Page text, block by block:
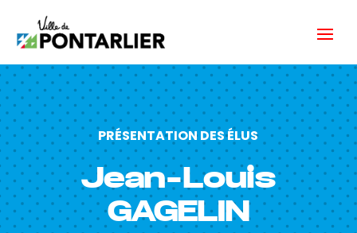
PRÉSENTATION DES ÉLUS
Jean-Louis
GAGELIN